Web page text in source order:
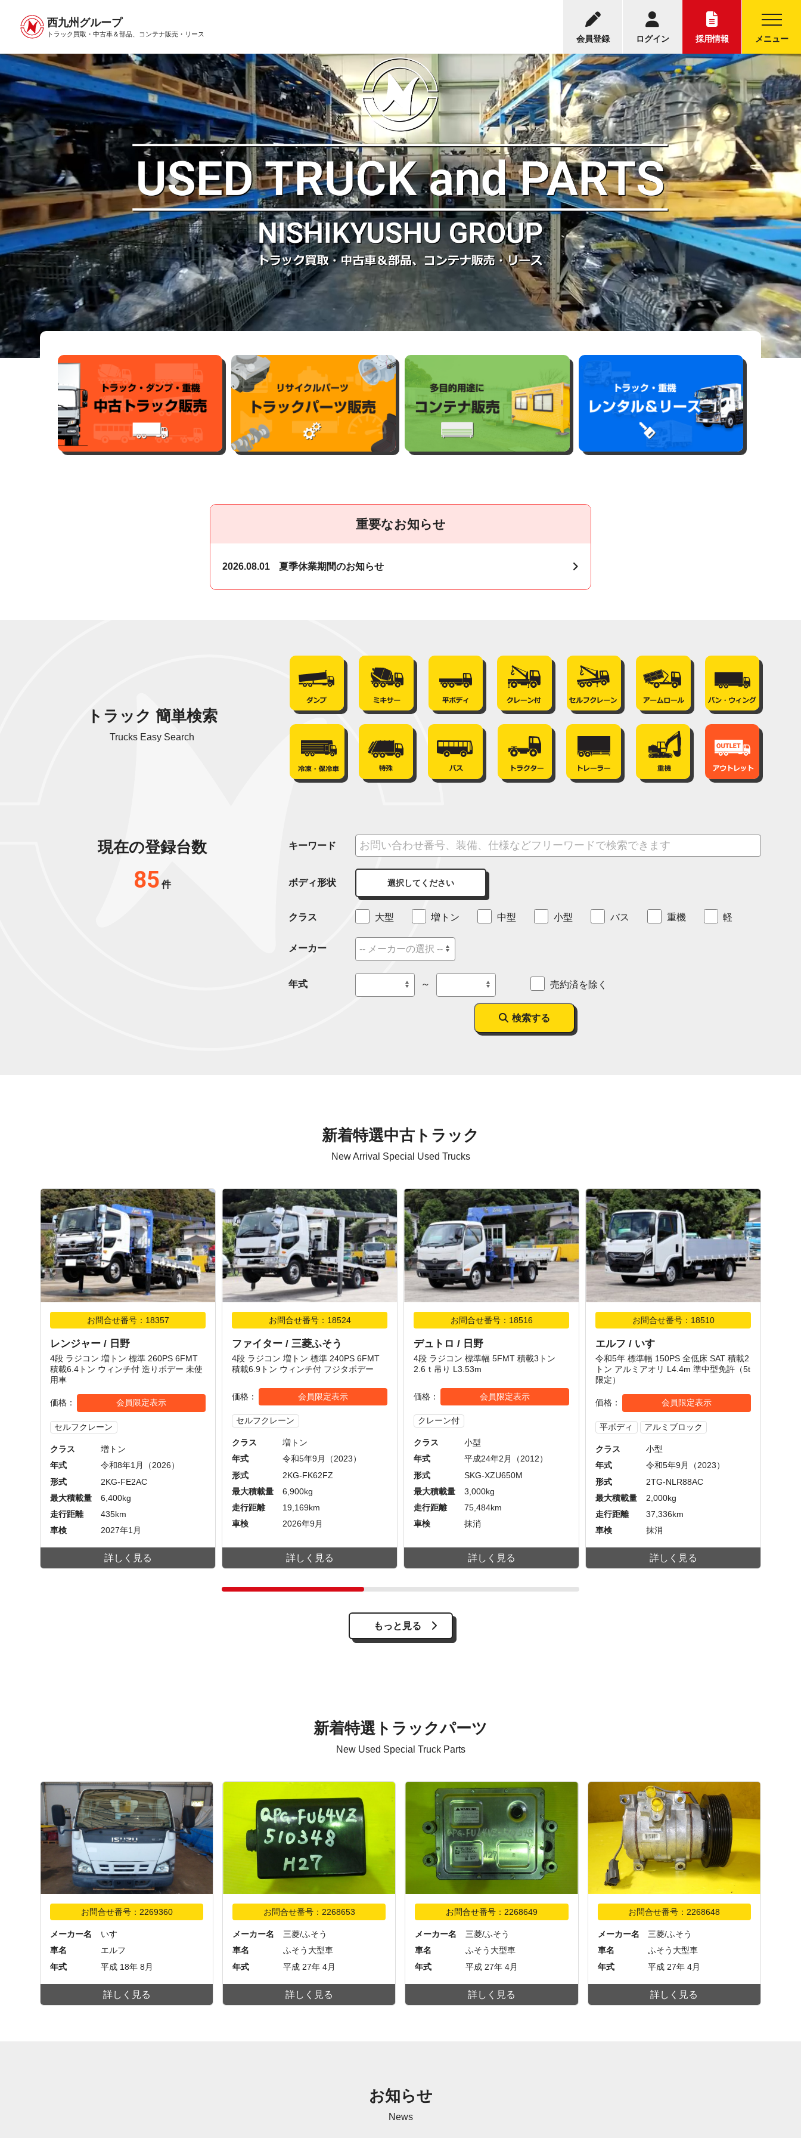
西九州グループ
トラック買取・中古車＆部品、 コンテナ販売・リース 会員登録 ログイン 採用情報 メニュー
重要なお知らせ
2026.08.01 夏季休業期間のお知らせ
トラック 簡単検索
Trucks Easy Search
現在の登録台数
85 件
キーワード
ボディ形状 選択してください
クラス 大型 増トン 中型 小型 バス 重機 軽
メーカー
年式 ～ 売約済を除く
検索する
新着特選中古トラック
New Arrival Special Used Trucks
お問合せ番号：18357
レンジャー / 日野
4段 ラジコン 増トン 標準 260PS 6FMT
積載6.4トン ウィンチ付 造りボデー 未使
用車
価格 会員限定表示
セルフクレーン
クラス
増トン
年式
令和8年1月（2026）
形式
2KG-FE2AC
最大積載量
6,400kg
走行距離
435km
車検
2027年1月
詳しく見る
お問合せ番号：18524
ファイター / 三菱ふそう
4段 ラジコン 増トン 標準 240PS 6FMT
積載6.9トン ウィンチ付 フジタボデー
価格 会員限定表示
セルフクレーン
クラス
増トン
年式
令和5年9月（2023）
形式
2KG-FK62FZ
最大積載量
6,900kg
走行距離
19,169km
車検
2026年9月
詳しく見る
お問合せ番号：18516
デュトロ / 日野
4段 ラジコン 標準幅 5FMT 積載3トン
2.6ｔ吊り L3.53m
価格 会員限定表示
クレーン付
クラス
小型
年式
平成24年2月（2012）
形式
SKG-XZU650M
最大積載量
3,000kg
走行距離
75,484km
車検
抹消
詳しく見る
お問合せ番号：18510
エルフ / いすゞ
令和5年 標準幅 150PS 全低床 SAT 積載2
トン アルミアオリ L4.4m 準中型免許（5t
限定）
価格 会員限定表示
平ボディ アルミブロック
クラス
小型
年式
令和5年9月（2023）
形式
2TG-NLR88AC
最大積載量
2,000kg
走行距離
37,336km
車検
抹消
詳しく見る
もっと見る
新着特選トラックパーツ
New Used Special Truck Parts
お問合せ番号：2269360
メーカー名
いすゞ
車名
エルフ
年式
平成 18年 8月
詳しく見る
お問合せ番号：2268653
メーカー名
三菱/ふそう
車名
ふそう大型車
年式
平成 27年 4月
詳しく見る
お問合せ番号：2268649
メーカー名
三菱/ふそう
車名
ふそう大型車
年式
平成 27年 4月
詳しく見る
お問合せ番号：2268648
メーカー名
三菱/ふそう
車名
ふそう大型車
年式
平成 27年 4月
詳しく見る
お知らせ
News